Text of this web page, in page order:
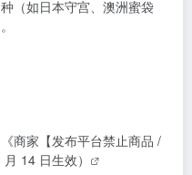
（如日本守宫、澳洲蜜袋
《商家【发布平台禁止商品 /
14 日生效）